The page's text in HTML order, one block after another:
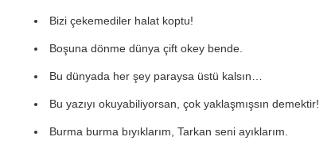
Bizi çekemediler halat koptu!
Boşuna dönme dünya çift okey bende.
Bu dünyada her şey paraysa üstü kalsın…
Bu yazıyı okuyabiliyorsan, çok yaklaşmışsın demektir!
Burma burma bıyıklarım, Tarkan seni ayıklarım.